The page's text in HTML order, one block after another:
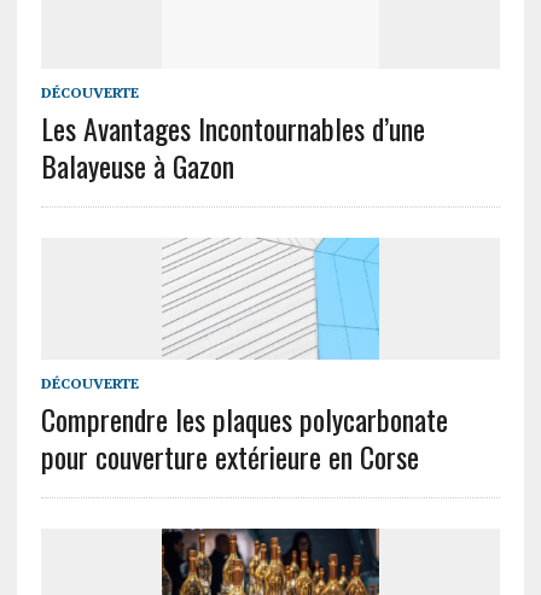
DÉCOUVERTE
Les Avantages Incontournables d’une
Balayeuse à Gazon
DÉCOUVERTE
Comprendre les plaques polycarbonate
pour couverture extérieure en Corse